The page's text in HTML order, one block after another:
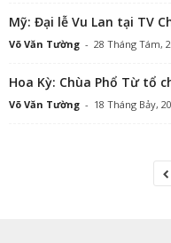
Mỹ: Đại lễ Vu Lan tại TV
Võ Văn Tường - 28 Tháng Tám,
Hoa Kỳ: Chùa Phổ Từ tổ
Võ Văn Tường - 18 Tháng Bảy,